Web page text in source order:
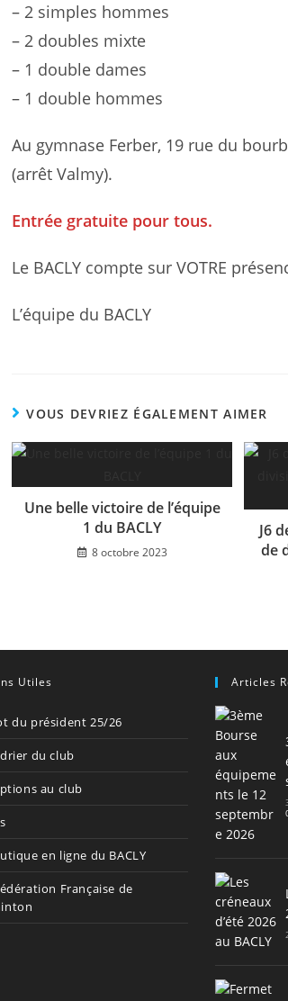
– 2 simples hommes
– 2 doubles mixte
– 1 double dames
– 1 double hommes
Au gymnase Ferber, 19 rue du
(arrêt Valmy).
Entrée gratuite pour tous.
Le BACLY compte sur VOTRE
L’équipe du BACLY
VOUS DEVRIEZ ÉGALEMENT AIMER
Une belle victoire de l’équipe
1 du BACLY
8 octobre 2023
J6
de
Utiles
du président 25/26
du club
au club
en ligne du BACLY
Française de
Articles